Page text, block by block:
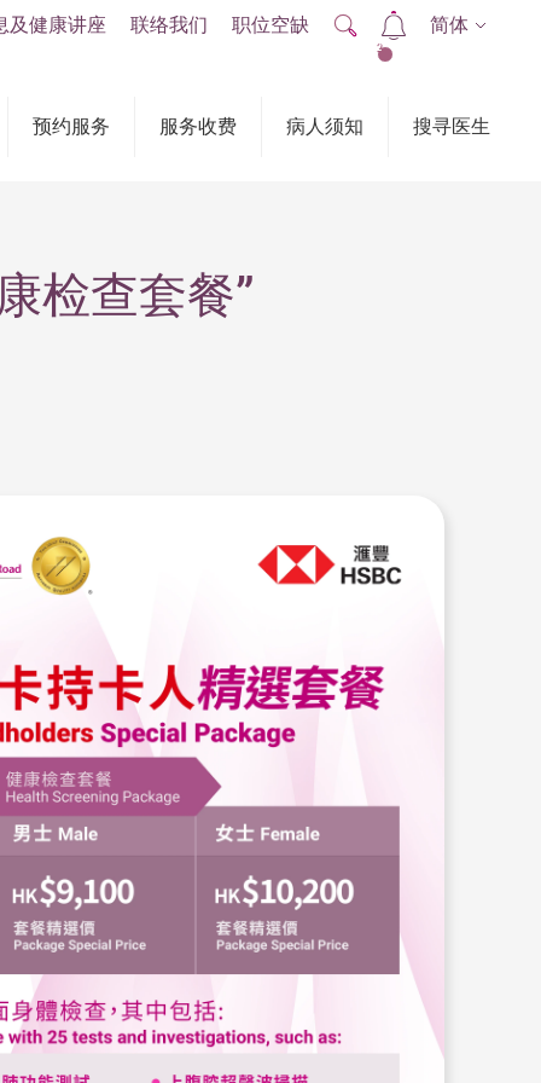
预约服务 服务收费 病人须知 搜寻医生
及健康讲座 联络我们 职位空缺
2
简体
检查套餐”